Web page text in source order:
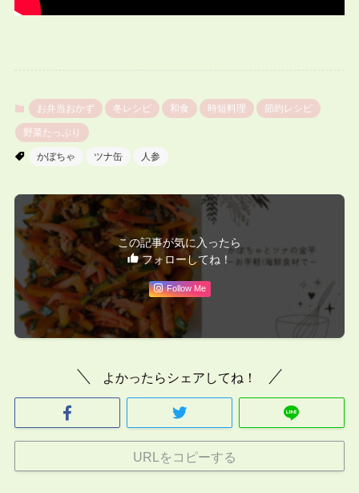
お弁当おかず 冬レシピ 和食 時短料理 節約レシピ
野菜たっぷり
かぼちゃ ツナ缶 人参
この記事が気に入ったら
フォローしてね！
Follow Me
よかったらシェアしてね！
URLをコピーする